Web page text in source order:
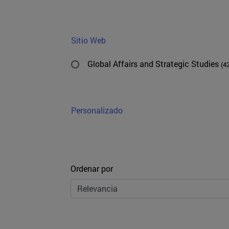
Sitio Web
Global Affairs and Strategic Studies
Personalizado
Ordenar
Ordenar por